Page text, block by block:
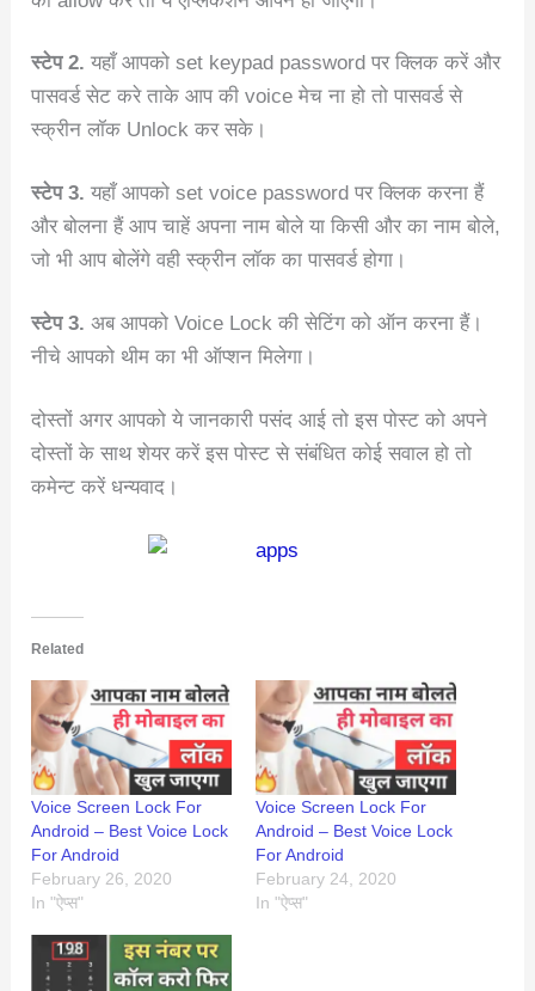
स्टेप 2. यहाँ आपको set keypad password पर क्लिक करें और
पासवर्ड सेट करे ताके आप की voice मेच ना हो तो पासवर्ड से
स्क्रीन लॉक Unlock कर सके।
स्टेप 3. यहाँ आपको set voice password पर क्लिक करना हैं
और बोलना हैं आप चाहें अपना नाम बोले या किसी और का नाम बोले,
जो भी आप बोलेंगे वही स्क्रीन लॉक का पासवर्ड होगा।
स्टेप 3. अब आपको Voice Lock की सेटिंग को ऑन करना हैं।
नीचे आपको थीम का भी ऑप्शन मिलेगा।
दोस्तों अगर आपको ये जानकारी पसंद आई तो इस पोस्ट को अपने
दोस्तों के साथ शेयर करें इस पोस्ट से संबंधित कोई सवाल हो तो
कमेन्ट करें धन्यवाद।
Related
Voice Screen Lock For
Android – Best Voice Lock
For Android
February 26, 2020
In "ऐप्स"
Voice Screen Lock For
Android – Best Voice Lock
For Android
February 24, 2020
In "ऐप्स"